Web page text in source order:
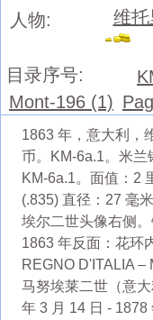
人物:
维托
目录序号:
Mont-196 (1)
1863 年，意大利，
币。KM-6a.1。米兰
KM-6a.1。面值：2
(.835) 直径：27 毫
埃尔二世头像右侧
1863 年反面：花环
REGNO D'ITALIA –
马努埃莱二世（意
年 3 月 14 日 -